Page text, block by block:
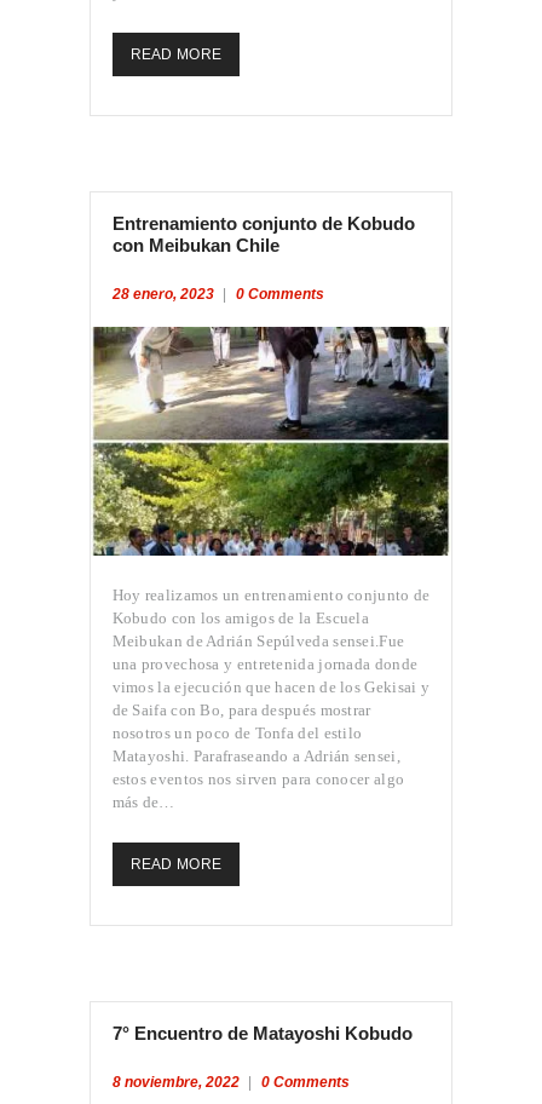
READ MORE
Entrenamiento conjunto de Kobudo
con Meibukan Chile
28 enero, 2023 0 Comments
Hoy realizamos un entrenamiento conjunto de
Kobudo con los amigos de la Escuela
Meibukan de Adrián Sepúlveda sensei.Fue
una provechosa y entretenida jornada donde
vimos la ejecución que hacen de los Gekisai y
de Saifa con Bo, para después mostrar
nosotros un poco de Tonfa del estilo
Matayoshi. Parafraseando a Adrián sensei,
estos eventos nos sirven para conocer algo
más de…
READ MORE
7° Encuentro de Matayoshi Kobudo
8 noviembre, 2022 0 Comments